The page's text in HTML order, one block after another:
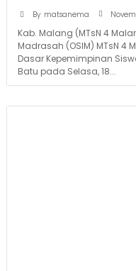
By matsanema
Kab. Malang (MTsN 4
Madrasah (OSIM) MTsN
Dasar Kepemimpinan
Batu pada Selasa, 18...